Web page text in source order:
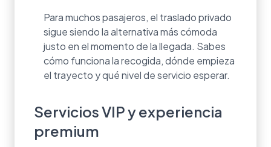
Para muchos pasajeros, el traslado privado
sigue siendo la alternativa más cómoda
justo en el momento de la llegada. Sabes
cómo funciona la recogida, dónde empieza
el trayecto y qué nivel de servicio esperar.
Servicios VIP y experiencia
premium